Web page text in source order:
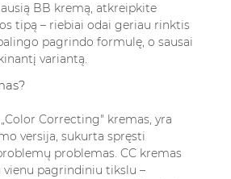
BB kremą, atkreipkite
tipą – riebiai odai geriau rinktis
pagrindo formulę, o sausai
variantą.
Correcting" kremas, yra
versija, sukurta spręsti
problemas. CC kremas
vienu pagrindiniu tikslu –